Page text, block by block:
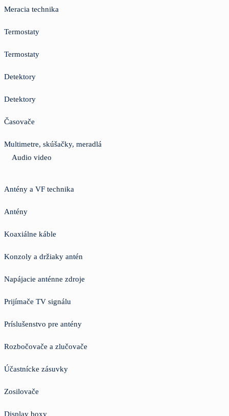
Meracia technika
Termostaty
Termostaty
Detektory
Detektory
Časovače
Multimetre, skúšačky, meradlá
Audio video
Antény a VF technika
Antény
Koaxiálne káble
Konzoly a držiaky antén
Napájacie anténne zdroje
Prijímače TV signálu
Príslušenstvo pre antény
Rozbočovače a zlučovače
Účastnícke zásuvky
Zosilovače
Display boxy